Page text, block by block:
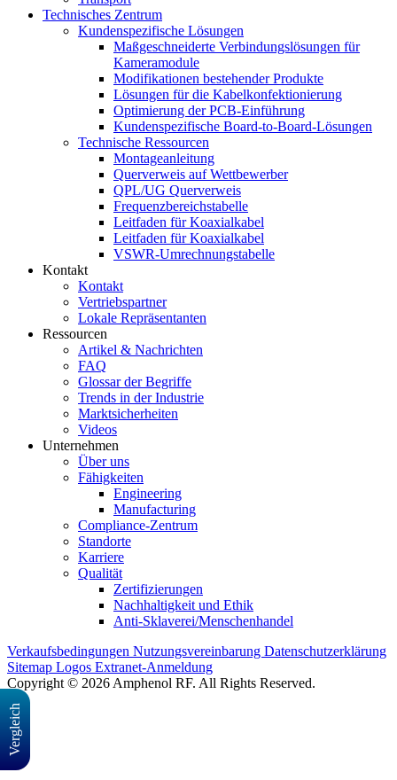
Vergleich
Technisches Zentrum
Kundenspezifische Lösungen
Maßgeschneiderte Verbindungslösungen für
Kameramodule
Modifikationen bestehender Produkte
Lösungen für die Kabelkonfektionierung
Optimierung der PCB-Einführung
Kundenspezifische Board-to-Board-Lösungen
Technische Ressourcen
Montageanleitung
Querverweis auf Wettbewerber
QPL/UG Querverweis
Frequenzbereichstabelle
Leitfaden für Koaxialkabel
Leitfaden für Koaxialkabel
VSWR-Umrechnungstabelle
Kontakt
Kontakt
Vertriebspartner
Lokale Repräsentanten
Ressourcen
Artikel & Nachrichten
FAQ
Glossar der Begriffe
Trends in der Industrie
Marktsicherheiten
Videos
Unternehmen
Über uns
Fähigkeiten
Engineering
Manufacturing
Compliance-Zentrum
Standorte
Karriere
Qualität
Zertifizierungen
Nachhaltigkeit und Ethik
Anti-Sklaverei/Menschenhandel
Verkaufsbedingungen Nutzungsvereinbarung Datenschutzerklärung
Sitemap Logos Extranet-Anmeldung
Copyright © 2026 Amphenol RF. All Rights Reserved.